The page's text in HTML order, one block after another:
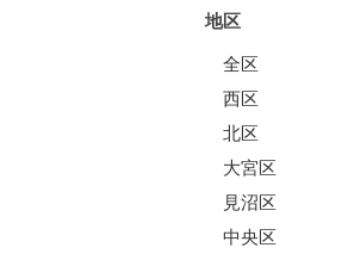
地区
全区
西区
北区
大宮区
見沼区
中央区